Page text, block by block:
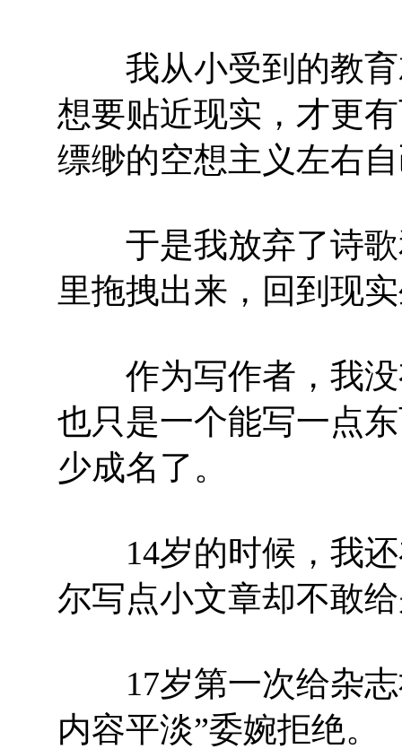
我从小受到的教育
想要贴近现实，才更
缥缈的空想主义左右
于是我放弃了诗歌
里拖拽出来，回到现
作为写作者，我没
也只是一个能写一点
少成名了。
14岁的时候，我还
尔写点小文章却不敢
17岁第一次给杂志
内容平淡”委婉拒绝。